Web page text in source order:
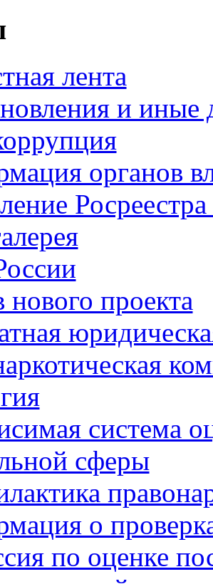
лента
и иные
органов
проекта
система
сферы
о
по оценке